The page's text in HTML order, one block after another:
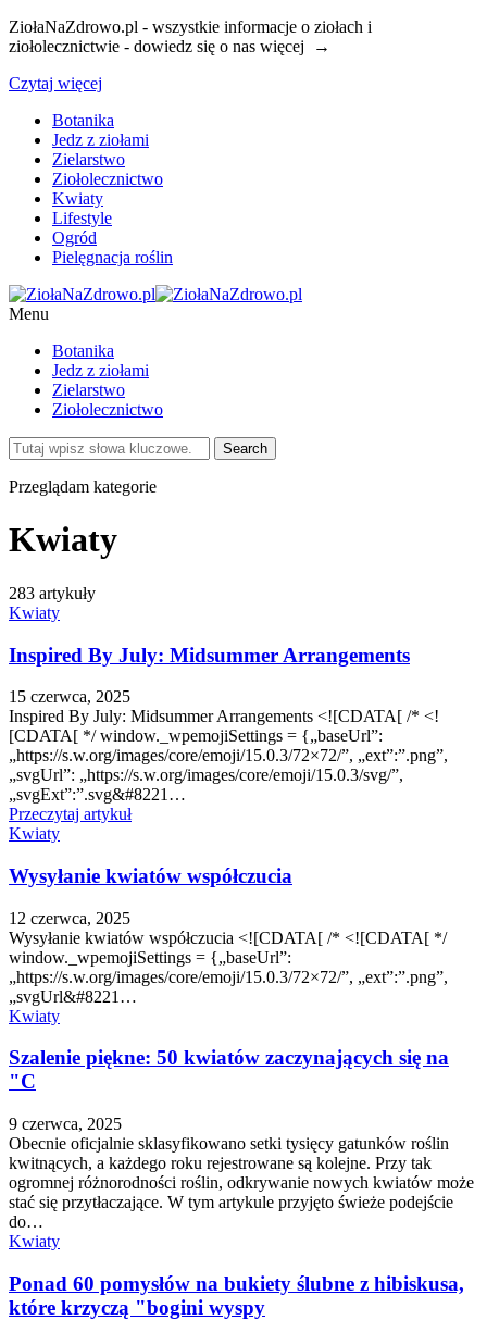
ZiołaNaZdrowo.pl - wszystkie informacje o ziołach i
ziołolecznictwie - dowiedz się o nas więcej →
Czytaj więcej
Botanika
Jedz z ziołami
Zielarstwo
Ziołolecznictwo
Kwiaty
Lifestyle
Ogród
Pielęgnacja roślin
Menu
Botanika
Jedz z ziołami
Zielarstwo
Ziołolecznictwo
Przeglądam kategorie
Kwiaty
283 artykuły
Kwiaty
Inspired By July: Midsummer Arrangements
15 czerwca, 2025
Inspired By July: Midsummer Arrangements <![CDATA[ /* <!
[CDATA[ */ window._wpemojiSettings = {„baseUrl”:
„https://s.w.org/images/core/emoji/15.0.3/72×72/”, „ext”:”.png”,
„svgUrl”: „https://s.w.org/images/core/emoji/15.0.3/svg/”,
„svgExt”:”.svg&#8221…
Przeczytaj artykuł
Kwiaty
Wysyłanie kwiatów współczucia
12 czerwca, 2025
Wysyłanie kwiatów współczucia <![CDATA[ /* <![CDATA[ */
window._wpemojiSettings = {„baseUrl”:
„https://s.w.org/images/core/emoji/15.0.3/72×72/”, „ext”:”.png”,
„svgUrl&#8221…
Kwiaty
Szalenie piękne: 50 kwiatów zaczynających się na
"C
9 czerwca, 2025
Obecnie oficjalnie sklasyfikowano setki tysięcy gatunków roślin
kwitnących, a każdego roku rejestrowane są kolejne. Przy tak
ogromnej różnorodności roślin, odkrywanie nowych kwiatów może
stać się przytłaczające. W tym artykule przyjęto świeże podejście
do…
Kwiaty
Ponad 60 pomysłów na bukiety ślubne z hibiskusa,
które krzyczą "bogini wyspy